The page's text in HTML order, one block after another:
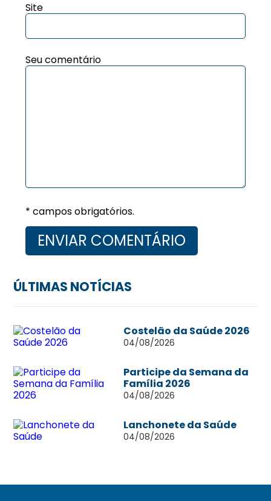
Site
Seu comentário
* campos obrigatórios.
ÚLTIMAS NOTÍCIAS
Costelão da Saúde 2026
04/08/2026
Participe da Semana da
Família 2026
04/08/2026
Lanchonete da Saúde
04/08/2026